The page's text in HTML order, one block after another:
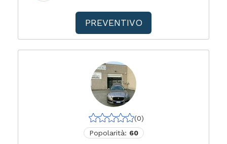
PREVENTIVO
(0)
Popolarità: 60